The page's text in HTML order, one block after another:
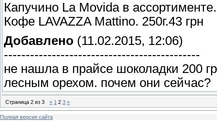
Капучино La Movida в
Кофе LAVAZZA Mattino. 250г.43 грн
Добавлено (11.02.2015, 12:06)
---------------------------------------------
не нашла в прайсе шоколадки 200
лесным орехом. почем они сейчас?
Страница 2 из 3 « 1 2 3 »
Полная версия сайта